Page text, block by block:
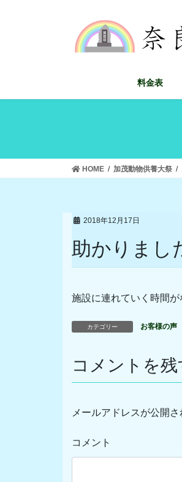
料金表
HOME 加茂動物供養大祭
2018年12月17日
助かりまし
施設に連れていく時間
カテゴリー お客様の声
コメントを残
メールアドレスが公開
コメント